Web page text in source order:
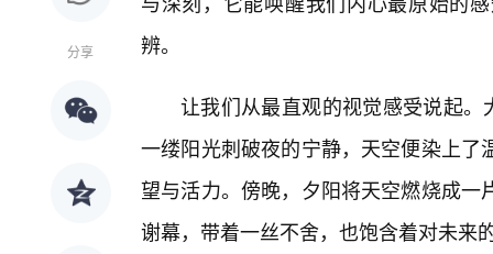
分享
辨。
让我们从最直观的视觉感受说起。
一缕阳光刺破夜的宁静，天空便染上
望与活力。傍晚，夕阳将天空燃烧成
谢幕，带着一丝不舍，也饱含着对未来